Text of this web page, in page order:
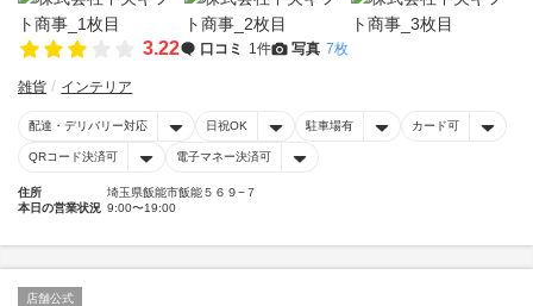
3.22 口コミ 1件 写真 7枚
雑貨 インテリア
配達・デリバリー対応 日祝OK 駐車場有 カード可
QRコード決済可 電子マネー決済可
住所
埼玉県飯能市飯能５６９−７
本日の営業状況 9:00〜19:00
店舗公式